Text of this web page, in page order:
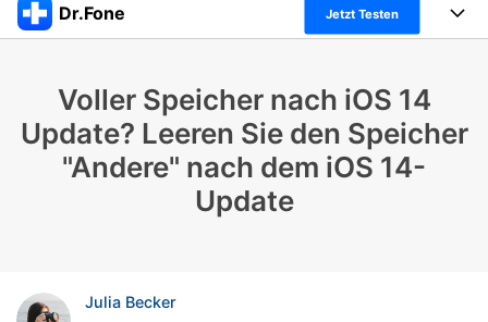
Top-Produkte
Dienstprogramme
Überblick
Lösungen
Über uns
Presseraum
Dr.Fone Jetzt Testen
Alles-in-einem-Toolkit
Weitere Tools und Apps
Lösungen
Entdecken Sie weitere Dr.Fone-Lösungen
Lernen und Unterstützung
DOWNLOAD
Voller Speicher nach iOS 14
Update? Leeren Sie den Speicher
"Andere" nach dem iOS 14-
Update
Julia Becker